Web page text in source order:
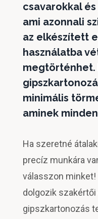
csavarokkal
ami azonnali
az elkészített
használatba
megtörténhet.
minimális
aminek
Ha szeretné
precíz munkára
válasszon
dolgozik
gipszkartonozás